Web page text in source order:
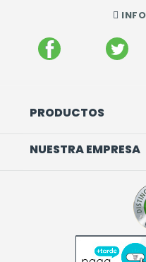
FACEBOOK
PRODUCTOS
NUESTRA EMPRESA